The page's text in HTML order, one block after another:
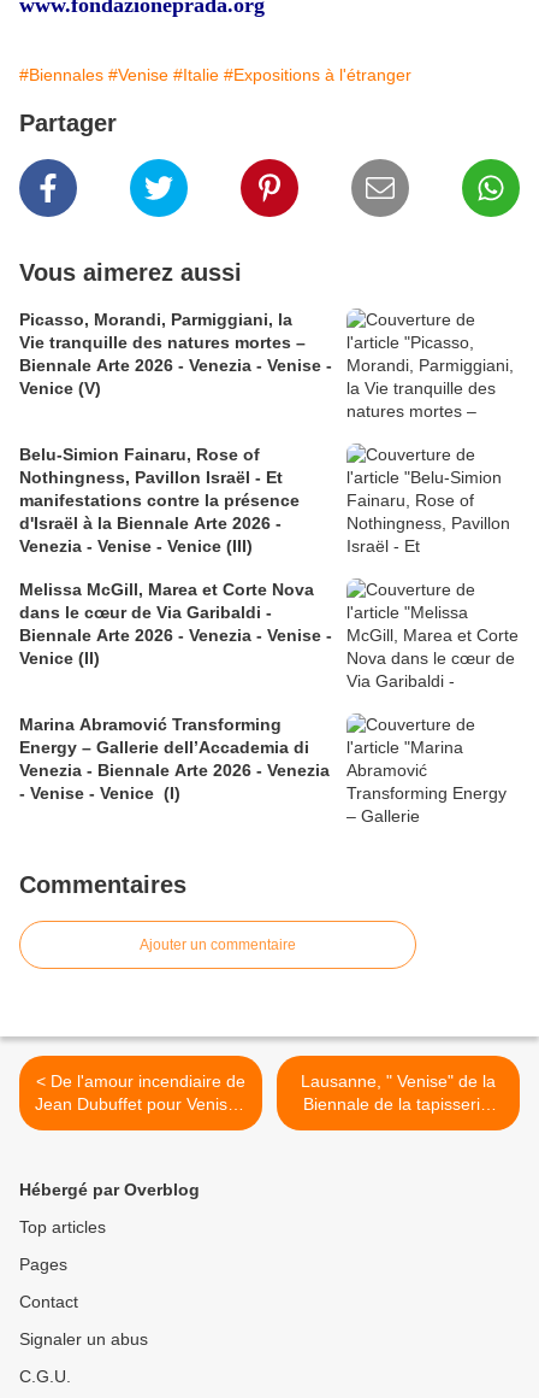
www.fondazioneprada.org
#Biennales #Venise #Italie #Expositions à l'étranger
Partager
Vous aimerez aussi
Picasso, Morandi, Parmiggiani, la
Vie tranquille des natures mortes –
Biennale Arte 2026 - Venezia - Venise -
Venice (V)
Belu-Simion Fainaru, Rose of
Nothingness, Pavillon Israël - Et
manifestations contre la présence
d'Israël à la Biennale Arte 2026 -
Venezia - Venise - Venice (III)
Melissa McGill, Marea et Corte Nova
dans le cœur de Via Garibaldi -
Biennale Arte 2026 - Venezia - Venise -
Venice (II)
Marina Abramović Transforming
Energy – Gallerie dell’Accademia di
Venezia - Biennale Arte 2026 - Venezia
- Venise - Venice (I)
Commentaires
Ajouter un commentaire
< De l'amour incendiaire de
Jean Dubuffet pour Venise -
58ème Exposition
Biennale di Venezia 2019
Lausanne, " Venise" de la
Biennale de la tapisserie.
Séismes des années 1960
Hébergé par Overblog
Top articles
Pages
Contact
Signaler un abus
C.G.U.